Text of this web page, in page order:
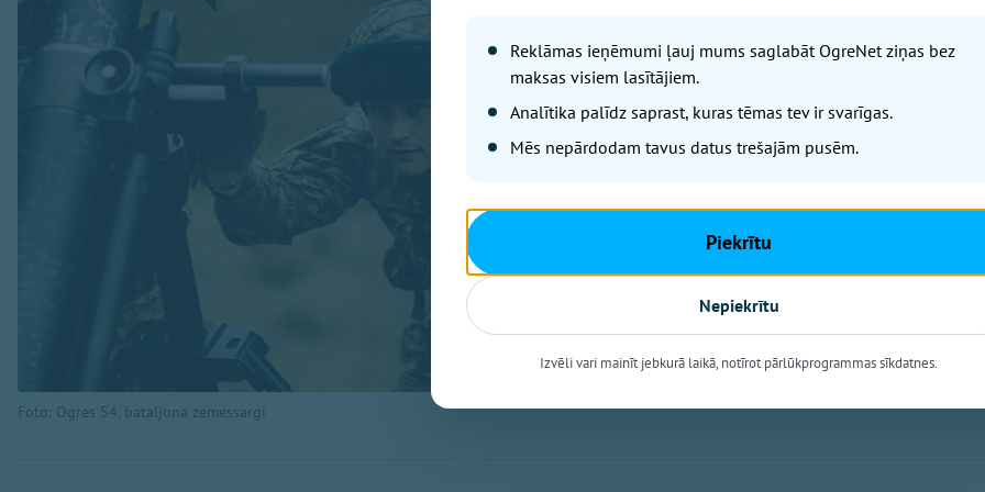
Foto: Ogres 54. bataljona zemessargi
Zemessardzes
iedzīvotājus
No 7. līdz 9. augustam
Zemessardzes 2. Vidzemes
Iedzīvotāji tiek aicināti ar
Reklāmas ieņēmumi ļauj mums saglabāt OgreNet ziņas bez
maksas visiem lasītājiem.
Analītika palīdz saprast, kuras tēmas tev ir svarīgas.
Mēs nepārdodam tavus datus trešajām pusēm.
Piekrītu
Nepiekrītu
Izvēli vari mainīt jebkurā laikā, notīrot pārlūkprogrammas sīkdatnes.